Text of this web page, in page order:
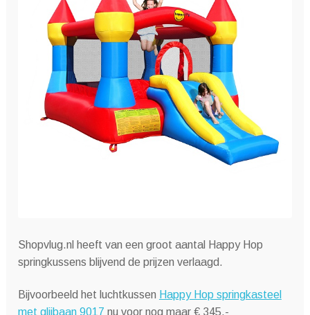
Shopvlug.nl heeft van een groot aantal Happy Hop
springkussens blijvend de prijzen verlaagd.
Bijvoorbeeld het luchtkussen Happy Hop springkasteel
met glijbaan 9017 nu voor nog maar € 345,-